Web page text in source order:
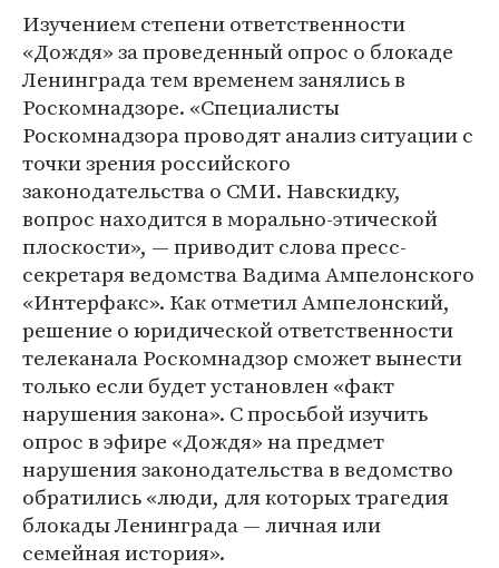
Изучением степени ответственности
«Дождя» за проведенный опрос о блокаде
Ленинграда тем временем занялись в
Роскомнадзоре. «Специалисты
Роскомнадзора проводят анализ ситуации с
точки зрения российского
законодательства о СМИ. Навскидку,
вопрос находится в морально-этической
плоскости», — приводит слова пресс-
секретаря ведомства Вадима Ампелонского
«Интерфакс». Как отметил Ампелонский,
решение о юридической ответственности
телеканала Роскомнадзор сможет вынести
только если будет установлен «факт
нарушения закона». С просьбой изучить
опрос в эфире «Дождя» на предмет
нарушения законодательства в ведомство
обратились «люди, для которых трагедия
блокады Ленинграда — личная или
семейная история».